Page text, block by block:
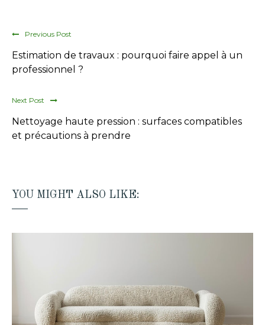
Previous Post
Estimation de travaux : pourquoi faire appel à un
professionnel ?
Next Post
Nettoyage haute pression : surfaces compatibles
et précautions à prendre
YOU MIGHT ALSO LIKE: